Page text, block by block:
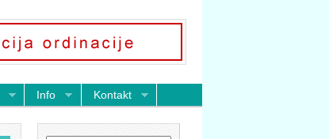
Info Kontakt